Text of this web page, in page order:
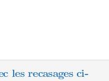
les recasages ci-